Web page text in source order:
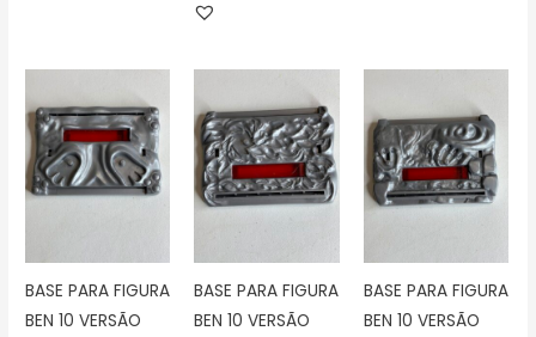
BASE PARA FIGURA
BEN 10 VERSÃO
BASE PARA FIGURA
BEN 10 VERSÃO
BASE PARA FIGURA
BEN 10 VERSÃO